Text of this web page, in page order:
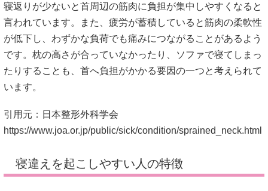
寝返りが少ないと首周辺の筋肉に負担が集中しやすくなると
言われています。また、疲労が蓄積していると筋肉の柔軟性
が低下し、わずかな負荷でも痛みにつながることがあるよう
です。枕の高さが合っていなかったり、ソファで寝てしまっ
たりすることも、首へ負担がかかる要因の一つと考えられて
います。
引用元：日本整形外科学会
https://www.joa.or.jp/public/sick/condition/sprained_neck.html
寝違えを起こしやすい人の特徴